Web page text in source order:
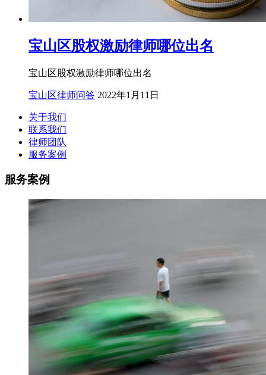
宝山区股权激励律师哪位出名
宝山区股权激励律师哪位出名
宝山区律师问答 2022年1月11日
关于我们
联系我们
律师团队
服务案例
服务案例